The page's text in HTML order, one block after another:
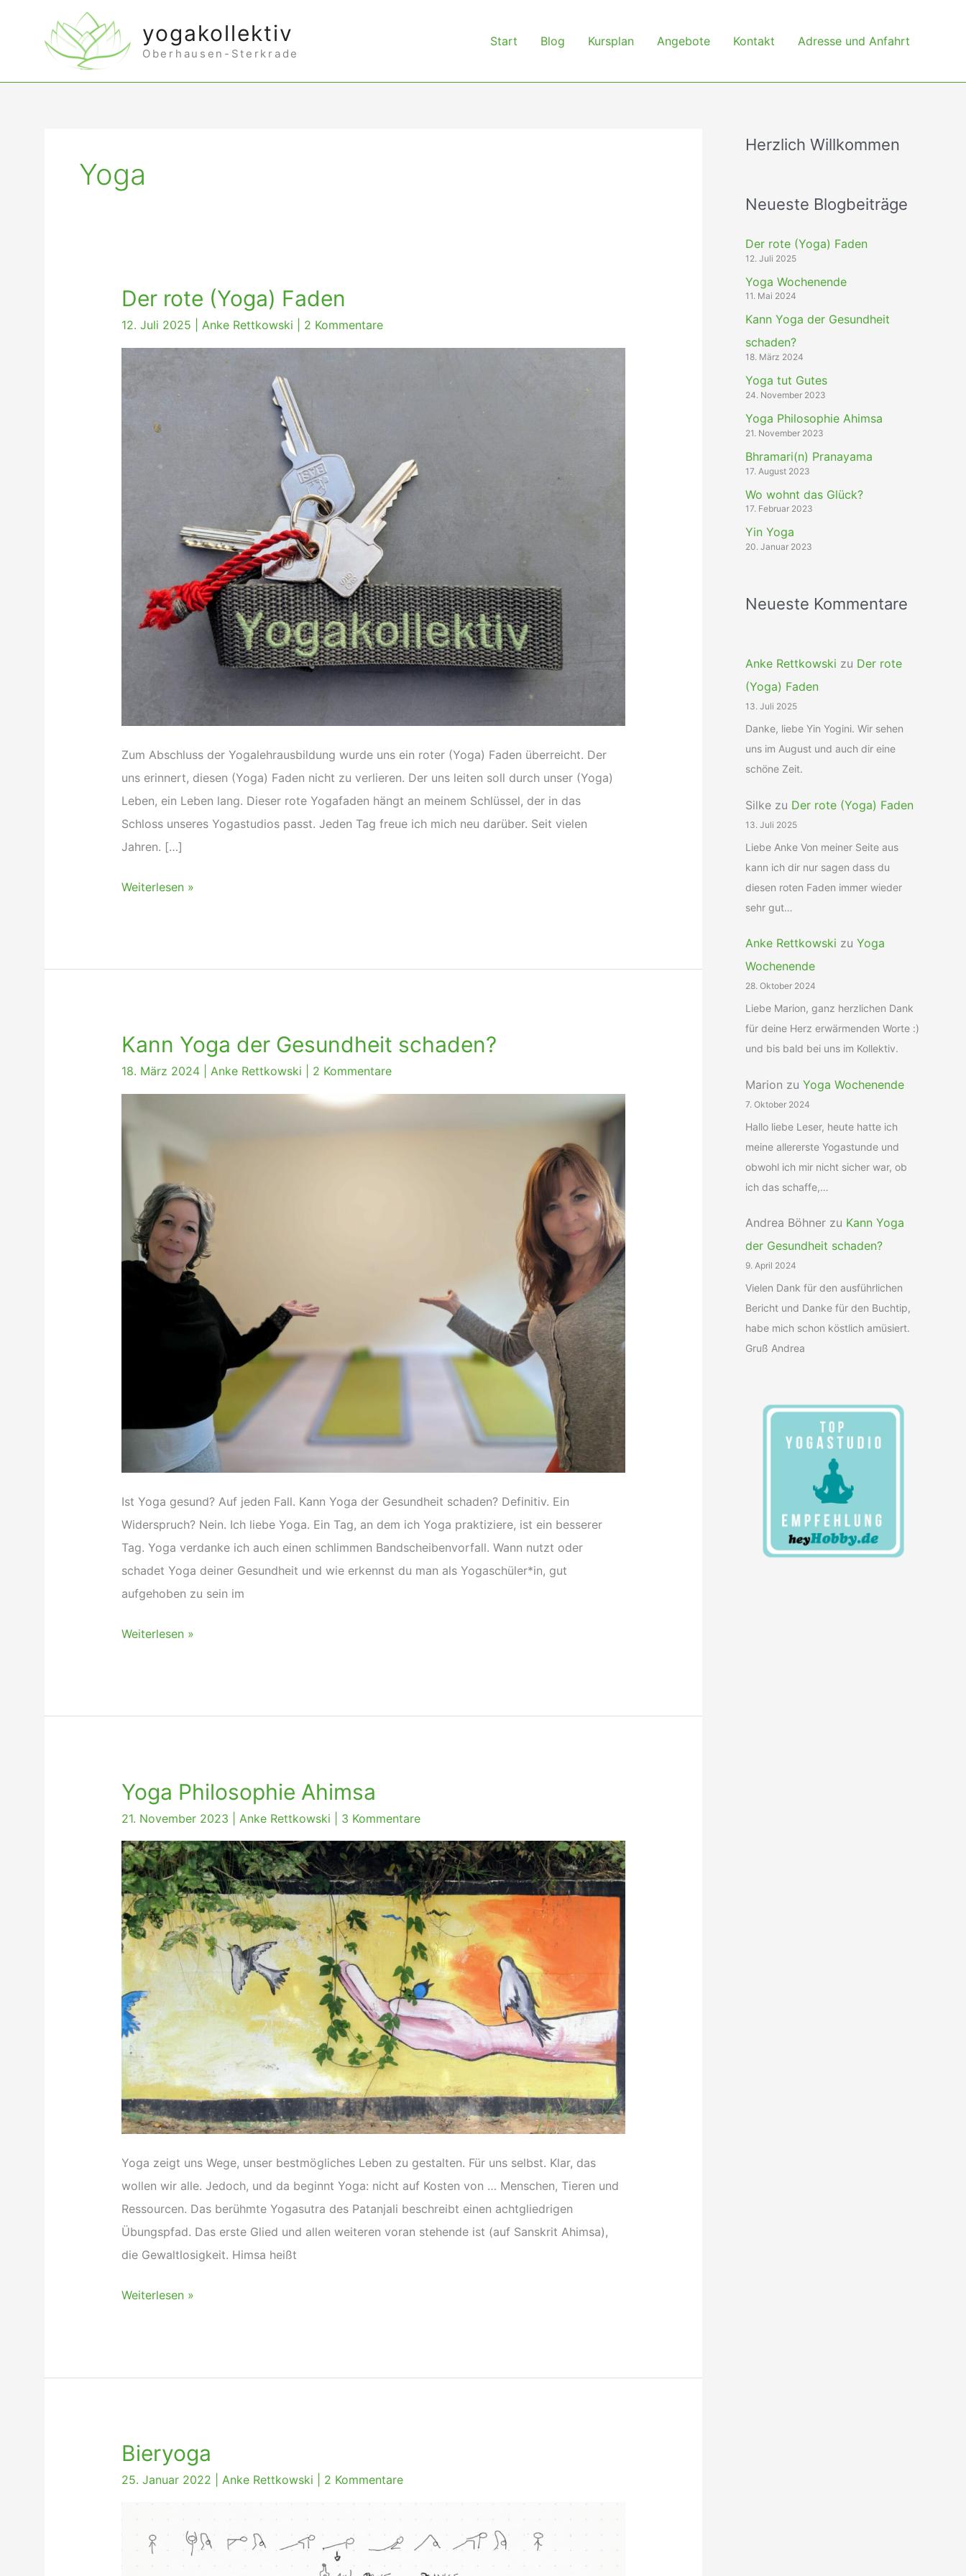
yogakollektiv
Oberhausen-Sterkrade
Start Blog Kursplan Angebote Kontakt Adresse und Anfahrt
Yoga
Der rote (Yoga) Faden
12. Juli 2025 Anke Rettkowski 2 Kommentare
Zum Abschluss der Yogalehrausbildung wurde uns ein roter (Yoga) Faden überreicht. Der
uns erinnert, diesen (Yoga) Faden nicht zu verlieren. Der uns leiten soll durch unser (Yoga)
Leben, ein Leben lang. Dieser rote Yogafaden hängt an meinem Schlüssel, der in das
Schloss unseres Yogastudios passt. Jeden Tag freue ich mich neu darüber. Seit vielen
Jahren. […]
Der
Weiterlesen »
Kann Yoga der Gesundheit schaden?
18. März 2024 Anke Rettkowski 2 Kommentare
Ist Yoga gesund? Auf jeden Fall. Kann Yoga der Gesundheit schaden? Definitiv. Ein
Widerspruch? Nein. Ich liebe Yoga. Ein Tag, an dem ich Yoga praktiziere, ist ein besserer
Tag. Yoga verdanke ich auch einen schlimmen Bandscheibenvorfall. Wann nutzt oder
schadet Yoga deiner Gesundheit und wie erkennst du man als Yogaschüler*in, gut
aufgehoben zu sein im
Kann
Weiterlesen »
Yoga Philosophie Ahimsa
21. November 2023 Anke Rettkowski 3 Kommentare
Yoga zeigt uns Wege, unser bestmögliches Leben zu gestalten. Für uns selbst. Klar, das
wollen wir alle. Jedoch, und da beginnt Yoga: nicht auf Kosten von … Menschen, Tieren und
Ressourcen. Das berühmte Yogasutra des Patanjali beschreibt einen achtgliedrigen
Übungspfad. Das erste Glied und allen weiteren voran stehende ist (auf Sanskrit Ahimsa),
die Gewaltlosigkeit. Himsa heißt
Yoga
Weiterlesen »
Bieryoga
25. Januar 2022 Anke Rettkowski 2 Kommentare
Herzlich Willkommen
Neueste Blogbeiträge
Der rote (Yoga) Faden
12. Juli 2025
Yoga Wochenende
11. Mai 2024
Kann Yoga der Gesundheit
schaden?
18. März 2024
Yoga tut Gutes
24. November 2023
Yoga Philosophie Ahimsa
21. November 2023
Bhramari(n) Pranayama
17. August 2023
Wo wohnt das Glück?
17. Februar 2023
Yin Yoga
20. Januar 2023
Neueste Kommentare
Anke Rettkowski zu Der rote
(Yoga) Faden
13. Juli 2025
Danke, liebe Yin Yogini. Wir sehen
uns im August und auch dir eine
schöne Zeit.
Silke zu Der rote (Yoga) Faden
13. Juli 2025
Liebe Anke Von meiner Seite aus
kann ich dir nur sagen dass du
diesen roten Faden immer wieder
sehr gut…
Anke Rettkowski zu Yoga
Wochenende
28. Oktober 2024
Liebe Marion, ganz herzlichen Dank
für deine Herz erwärmenden Worte :)
und bis bald bei uns im Kollektiv.
Marion zu Yoga Wochenende
7. Oktober 2024
Hallo liebe Leser, heute hatte ich
meine allererste Yogastunde und
obwohl ich mir nicht sicher war, ob
ich das schaffe,…
Andrea Böhner zu Kann Yoga
der Gesundheit schaden?
9. April 2024
Vielen Dank für den ausführlichen
Bericht und Danke für den Buchtip,
habe mich schon köstlich amüsiert.
Gruß Andrea